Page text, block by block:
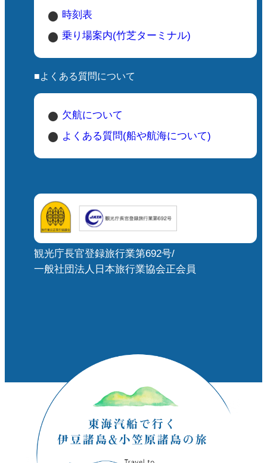
時刻表
乗り場案内(竹芝ターミナル)
■よくある質問について
欠航について
よくある質問(船や航海について)
観光庁長官登録旅行業第692号/
一般社団法人日本旅行業協会正会員